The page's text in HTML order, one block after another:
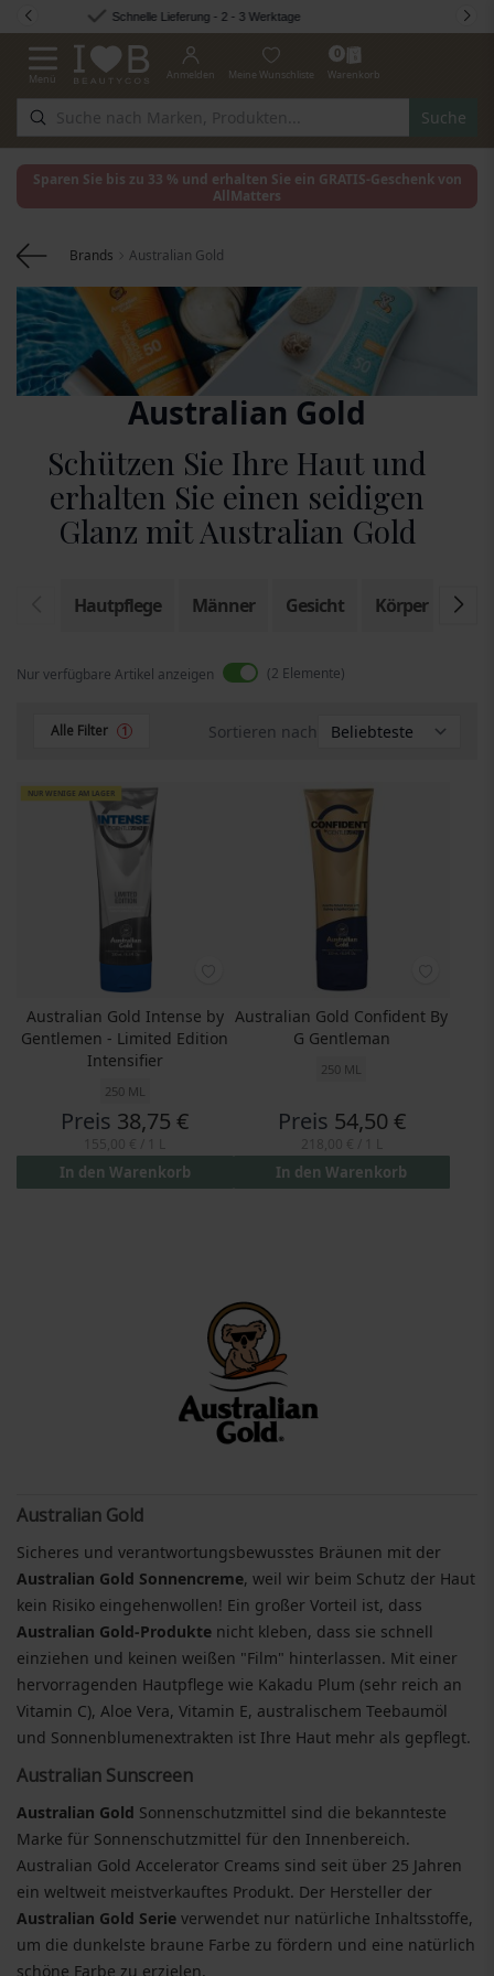
Zum Inhalt springen Beratung durch Fachleute
Navigation umschalten
Menü
Suche
Anmelden Meine Wunschliste
0
Warenkorb
Sparen Sie bis zu 33 % und erhalten Sie ein GRATIS-Geschenk von
AllMatters
Brands Australian Gold
Australian Gold
Schützen Sie Ihre Haut und
erhalten Sie einen seidigen
Glanz mit Australian Gold
Hautpflege Männer Gesicht Körper
Nur verfügbare Artikel anzeigen 2 Elemente
Alle Filter 1 Sortieren nach
NUR WENIGE AM LAGER
Australian Gold Intense by
Gentlemen - Limited Edition
Intensifier
250 ML
Preis 38,75 €
In den Warenkorb
Australian Gold Confident By
G Gentleman
250 ML
Preis 54,50 €
In den Warenkorb
Australian Gold
Sicheres und verantwortungsbewusstes Bräunen mit der
Australian Gold Sonnencreme, weil wir beim Schutz der Haut
kein Risiko eingehenwollen! Ein großer Vorteil ist, dass
Australian Gold-Produkte nicht kleben, dass sie schnell
einziehen und keinen weißen "Film" hinterlassen. Mit einer
hervorragenden Hautpflege wie Kakadu Plum (sehr reich an
Vitamin C), Aloe Vera, Vitamin E, australischem Teebaumöl
und Sonnenblumenextrakten ist Ihre Haut mehr als gepflegt.
Australian Sunscreen
Australian Gold Sonnenschutzmittel sind die bekannteste
Marke für Sonnenschutzmittel für den Innenbereich.
Australian Gold Accelerator Creams sind seit über 25 Jahren
ein weltweit meistverkauftes Produkt. Der Hersteller der
Australian Gold Serie verwendet nur natürliche Inhaltsstoffe,
um die dunkelste braune Farbe zu fördern und eine natürlich
schöne Farbe zu erzielen.